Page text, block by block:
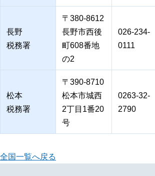
長野
税務署
〒380-8612
長野市西後
町608番地
の2
026-234-
0111
松本
税務署
〒390-8710
松本市城西
2丁目1番20
号
0263-32-
2790
全国一覧へ戻る